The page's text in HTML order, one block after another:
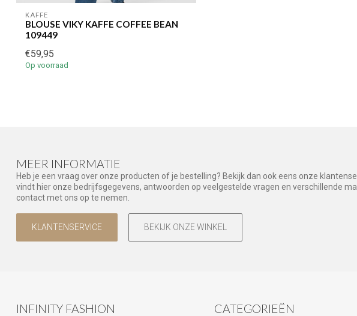
KAFFE
BLOUSE VIKY KAFFE COFFEE BEAN
109449
€59,95
Op voorraad
MEER INFORMATIE
Heb je een vraag over onze producten of je bestelling? Bekijk dan ook eens onze
vindt hier onze bedrijfsgegevens, antwoorden op veelgestelde vragen en verschillende
contact met ons op te nemen.
KLANTENSERVICE BEKIJK ONZE WINKEL
INFINITY FASHION CATEGORIEËN